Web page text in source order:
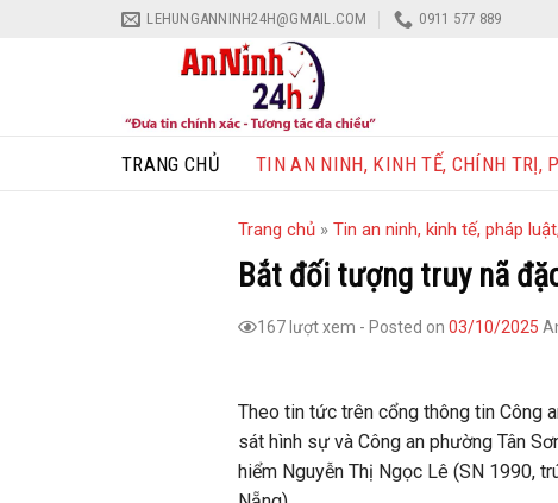
LEHUNGANNINH24H@GMAIL.COM 0911 577 889
TRANG CHỦ TIN AN NINH, KINH TẾ, CHÍNH TRỊ,
Trang chủ» Tin an ninh, kinh tế, pháp
Bắt đối tượng truy nã
167 lượt xem - Posted on 03/10/2025
Theo tin tức trên cổng thông tin Công
sát hình sự và Công an phường Tân
hiểm Nguyễn Thị Ngọc Lê (SN 1990,